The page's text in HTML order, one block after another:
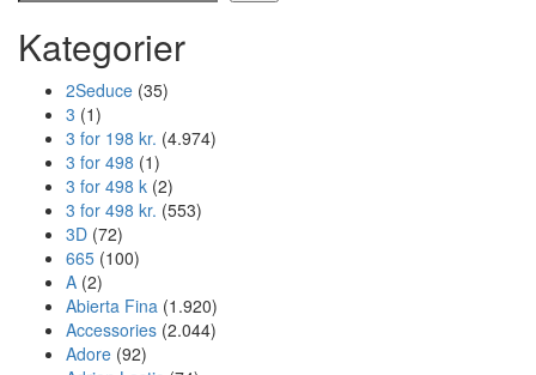
Kategorier
2Seduce (35)
3 (1)
3 for 198 kr. (4.974)
3 for 498 (1)
3 for 498 k (2)
3 for 498 kr. (553)
3D (72)
665 (100)
A (2)
Abierta Fina (1.920)
Accessories (2.044)
Adore (92)